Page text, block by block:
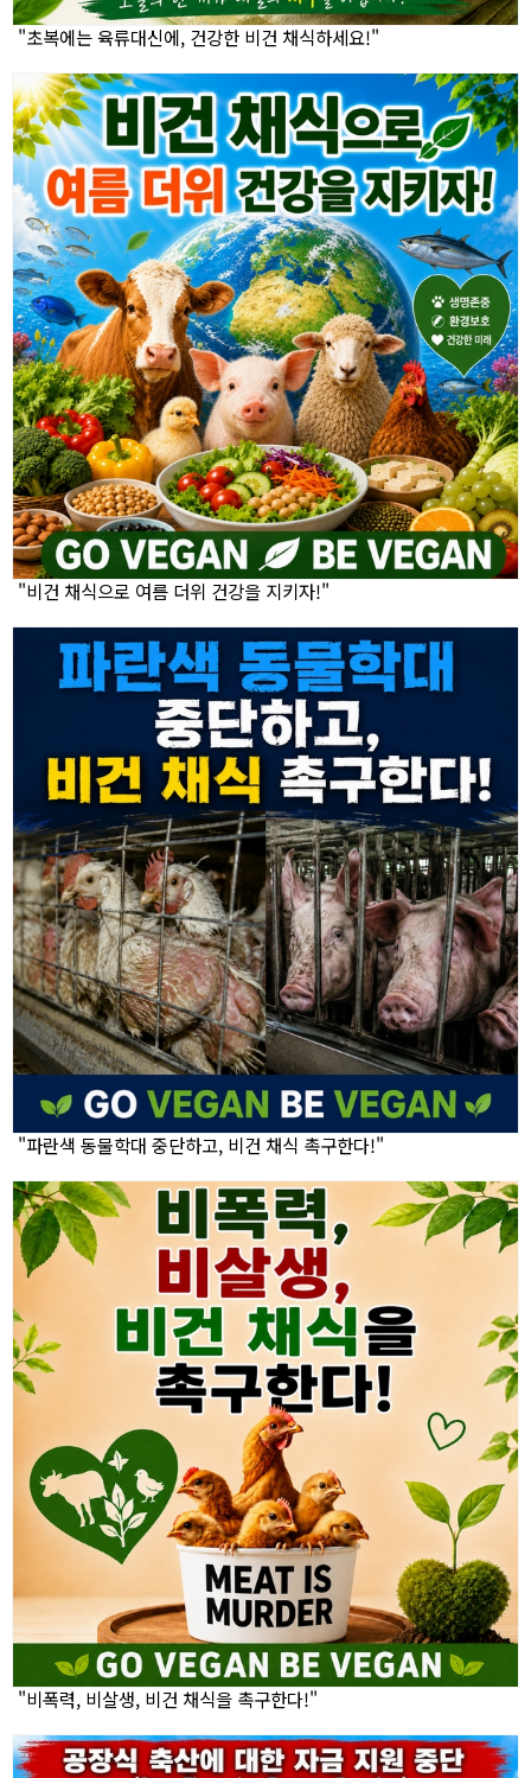
"초복에는 육류대신에, 건강한 비건 채식하세요!"
"비건 채식으로 여름 더위 건강을 지키자!"
"파란색 동물학대 중단하고, 비건 채식 촉구한다!"
"비폭력, 비살생, 비건 채식을 촉구한다!"